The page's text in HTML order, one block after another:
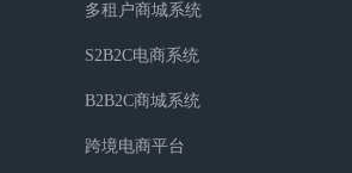
多租户商城系统
S2B2C电商系统
B2B2C商城系统
跨境电商平台